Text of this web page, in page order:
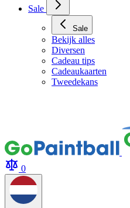
Sale
Sale
Bekijk alles
Diversen
Cadeau tips
Cadeaukaarten
Tweedekans
0